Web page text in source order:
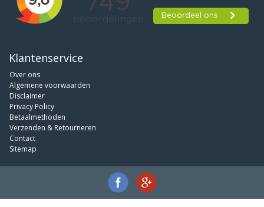
Klantenservice
Over ons
Algemene voorwaarden
Disclaimer
Privacy Policy
Betaalmethoden
Verzenden & Retourneren
Contact
Sitemap